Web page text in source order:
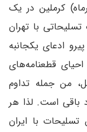
ایران از تاریخ (۱۸ اکتبر/ ۲۷ مهرماه) کرملین در یک
با تهران
ادعای یکجانبه
قطعنامه‌های
من جمله تداوم
باقی است. لذا هر
با ایران